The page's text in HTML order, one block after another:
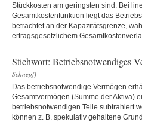
Stückkosten am geringsten sind. Bei
Gesamtkostenfunktion liegt das
betrachtet an der Kapazitätsgrenze,
ertragsgesetzlichem
Stichwort: Betriebsnotwendiges
Schnepf)
Das betriebsnotwendige Vermögen
Gesamtvermögen (Summe der Aktiva)
betriebsnotwendigen Teile subtrahiert
können z. B. spekulativ gehaltene